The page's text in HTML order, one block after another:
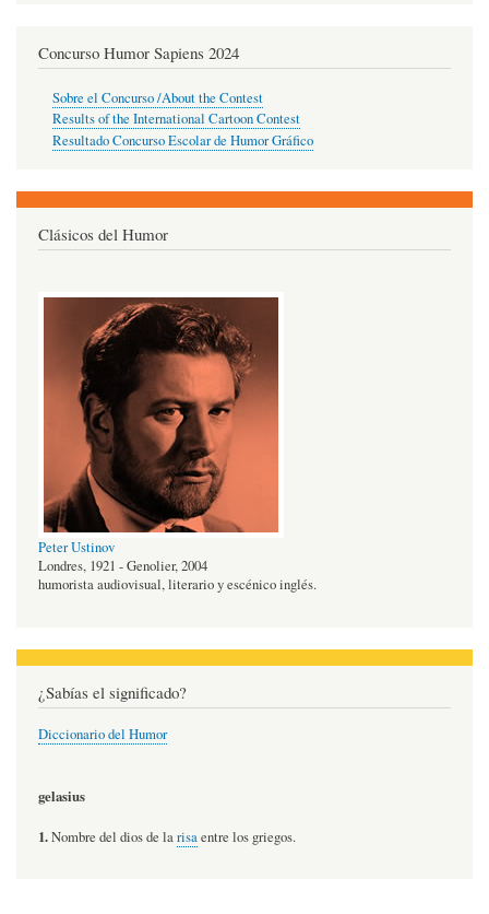
Concurso Humor Sapiens 2024
Sobre el Concurso /About the Contest
Results of the International Cartoon Contest
Resultado Concurso Escolar de Humor Gráfico
Clásicos del Humor
Peter Ustinov
Londres, 1921 - Genolier, 2004
humorista audiovisual, literario y escénico inglés.
¿Sabías el significado?
Diccionario del Humor
gelasius
1.Nombre del dios de larisaentre los griegos.